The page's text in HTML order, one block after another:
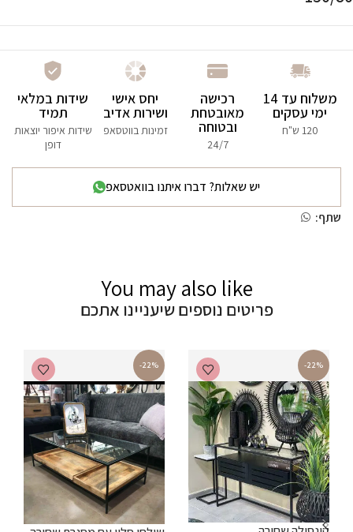
משלוח עד 14
ימי עסקים
120 ש"ח
רכישה
מאובטחת
ובטוחה
24/7
יחס אישי
ושירות אדיב
זמינות בווטסאפ
שידות במלאי
תמיד
שידות איפור יוצאות
דופן
יש שאלות? דברו איתנו בוואטסאפ
שתף:
You may also like
פריטים נוספים שיעניינו אתכם
-22%
-22%